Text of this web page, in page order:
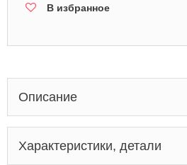
В избранное
Описание
Характеристики, детали